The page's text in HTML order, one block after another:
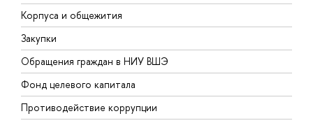
Корпуса и общежития
Закупки
Обращения граждан в НИУ ВШЭ
Фонд целевого капитала
Противодействие коррупции